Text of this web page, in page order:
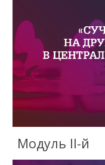
Модуль II-й